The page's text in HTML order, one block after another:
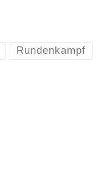
Rundenkampf